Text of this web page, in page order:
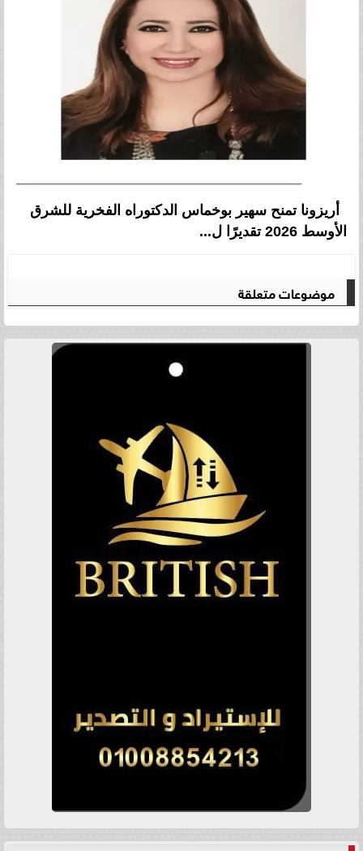
أريزونا تمنح سهير بوخماس الدكتوراه الفخرية للشرق
الأوسط 2026 تقديرًا ل...
موضوعات متعلقة